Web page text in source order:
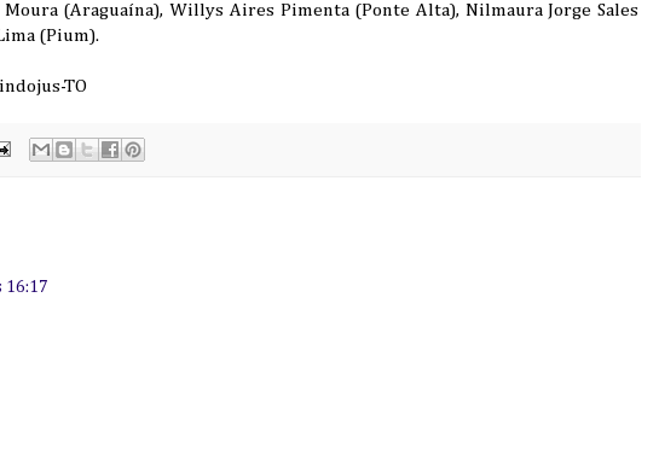
(Araguaína), Willys Aires Pimenta (Ponte Alta), Nilmaura Jorge Sales
(Pium).
TO
16:17